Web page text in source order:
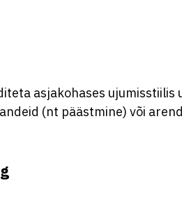
asjakohases ujumisstiilis
(nt päästmine) või